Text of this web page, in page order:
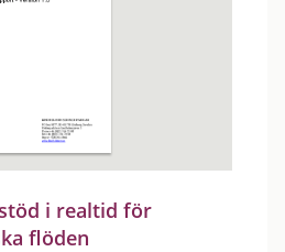
i realtid för
flöden